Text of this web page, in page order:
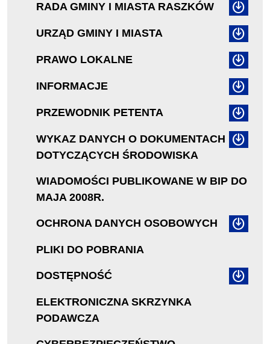
RADA GMINY I MIASTA RASZKÓW
URZĄD GMINY I MIASTA
PRAWO LOKALNE
INFORMACJE
PRZEWODNIK PETENTA
WYKAZ DANYCH O DOKUMENTACH
DOTYCZĄCYCH ŚRODOWISKA
WIADOMOŚCI PUBLIKOWANE W BIP DO
MAJA 2008R.
OCHRONA DANYCH OSOBOWYCH
PLIKI DO POBRANIA
DOSTĘPNOŚĆ
ELEKTRONICZNA SKRZYNKA
PODAWCZA